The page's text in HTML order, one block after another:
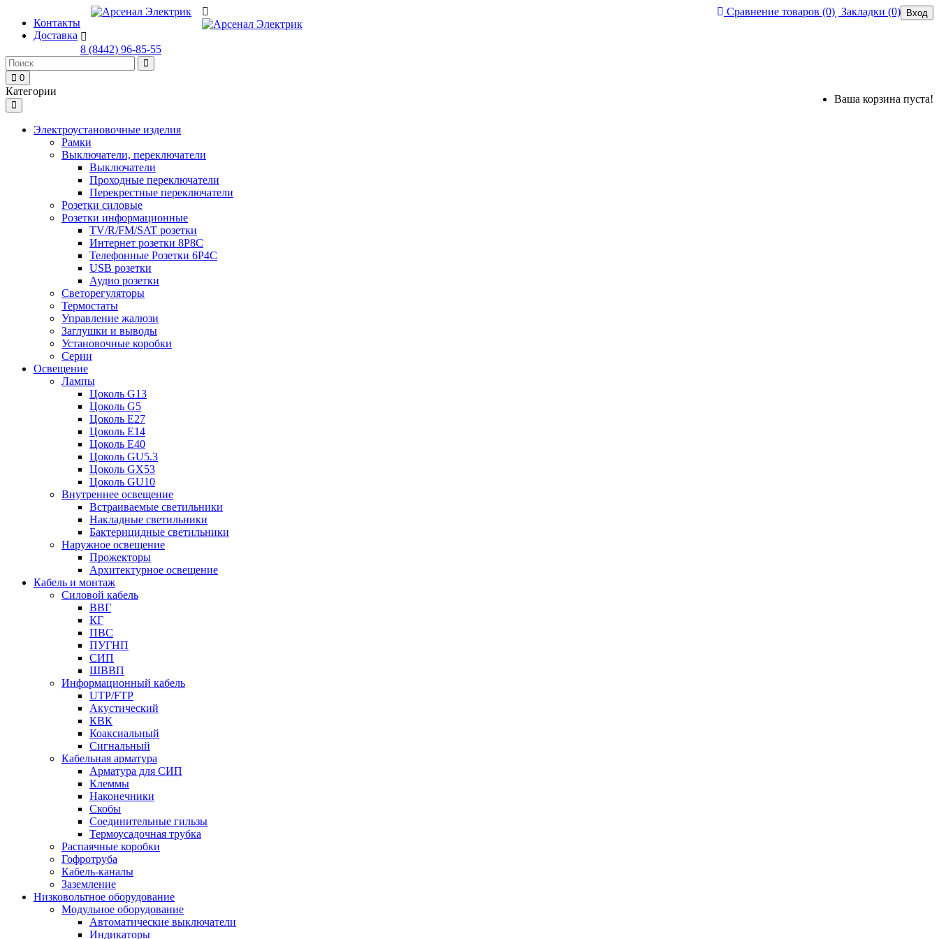
Контакты
Доставка
Вход
Закладки (0)
Сравнение товаров (0)
8 (8442) 96-85-55
0
Ваша корзина пуста!
Категории
Электроустановочные изделия
Рамки
Выключатели, переключатели
Выключатели
Проходные переключатели
Перекрестные переключатели
Розетки силовые
Розетки информационные
TV/R/FM/SAT розетки
Интернет розетки 8P8C
Телефонные Розетки 6P4C
USB розетки
Аудио розетки
Светорегуляторы
Термостаты
Управление жалюзи
Заглушки и выводы
Установочные коробки
Серии
Освещение
Лампы
Цоколь G13
Цоколь G5
Цоколь E27
Цоколь E14
Цоколь E40
Цоколь GU5.3
Цоколь GX53
Цоколь GU10
Внутреннее освещение
Встраиваемые светильники
Накладные светильники
Бактерицидные светильники
Наружное освещение
Прожекторы
Архитектурное освещение
Кабель и монтаж
Силовой кабель
ВВГ
КГ
ПВС
ПУГНП
СИП
ШВВП
Информационный кабель
UTP/FTP
Акустический
КВК
Коаксиальный
Сигнальный
Кабельная арматура
Арматура для СИП
Клеммы
Наконечники
Скобы
Соединительные гильзы
Термоусадочная трубка
Распаячные коробки
Гофротруба
Кабель-каналы
Заземление
Низковольтное оборудование
Модульное оборудование
Автоматические выключатели
Индикаторы